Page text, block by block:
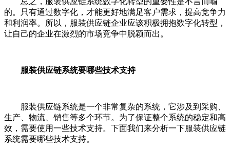
的。只有通过数字化，才能更好地满足客户需求，提高竞争力
和利润率。所以，服装供应链企业应该积极拥抱数字化转型，
让自己的企业在激烈的市场竞争中脱颖而出。
服装供应链系统要哪些技术支持
服装供应链系统是一个非常复杂的系统，它涉及到采购、
生产、物流、销售等多个环节。为了保证整个系统的稳定和高
效，需要使用一些技术支持。下面我们来分析一下服装供应链
系统需要哪些技术支持。